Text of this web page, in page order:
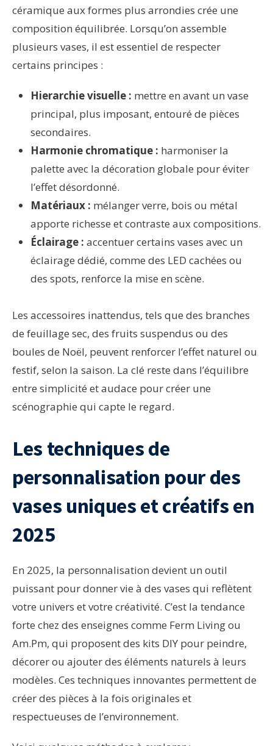
céramique aux formes plus arrondies crée une
composition équilibrée. Lorsqu’on assemble
plusieurs vases, il est essentiel de respecter
certains principes :
Hierarchie visuelle : mettre en avant un vase
principal, plus imposant, entouré de pièces
secondaires.
Harmonie chromatique : harmoniser la
palette avec la décoration globale pour éviter
l’effet désordonné.
Matériaux : mélanger verre, bois ou métal
apporte richesse et contraste aux compositions.
Éclairage : accentuer certains vases avec un
éclairage dédié, comme des LED cachées ou
des spots, renforce la mise en scène.
Les accessoires inattendus, tels que des branches
de feuillage sec, des fruits suspendus ou des
boules de Noël, peuvent renforcer l’effet naturel ou
festif, selon la saison. La clé reste dans l’équilibre
entre simplicité et audace pour créer une
scénographie qui capte le regard.
Les techniques de
personnalisation pour des
vases uniques et créatifs en
2025
En 2025, la personnalisation devient un outil
puissant pour donner vie à des vases qui reflètent
votre univers et votre créativité. C’est la tendance
forte chez des enseignes comme Ferm Living ou
Am.Pm, qui proposent des kits DIY pour peindre,
décorer ou ajouter des éléments naturels à leurs
modèles. Ces techniques innovantes permettent de
créer des pièces à la fois originales et
respectueuses de l’environnement.